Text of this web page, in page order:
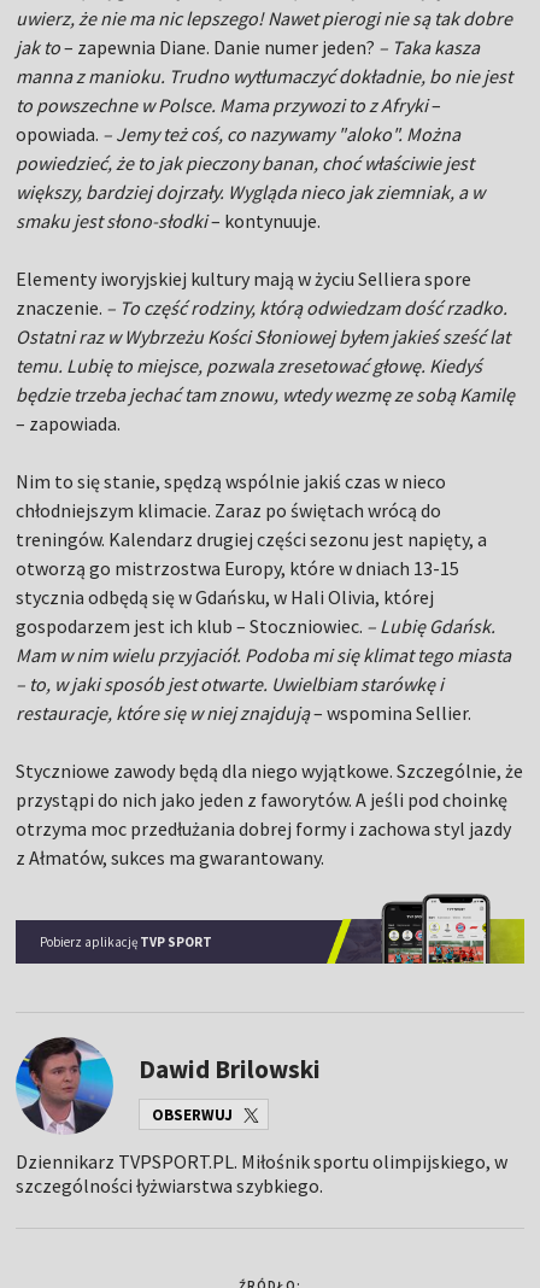
uwierz, że nie ma nic lepszego! Nawet pierogi nie są tak dobre
jak to– zapewnia Diane. Danie numer jeden? – Taka kasza
manna z manioku. Trudno wytłumaczyć dokładnie, bo nie jest
to powszechne w Polsce. Mama przywozi to z Afryki–
opowiada. – Jemy też coś, co nazywamy "aloko". Można
powiedzieć, że to jak pieczony banan, choć właściwie jest
większy, bardziej dojrzały. Wygląda nieco jak ziemniak, a w
smaku jest słono-słodki– kontynuuje.
Elementy iworyjskiej kultury mają w życiu Selliera spore
znaczenie. – To część rodziny, którą odwiedzam dość rzadko.
Ostatni raz w Wybrzeżu Kości Słoniowej byłem jakieś sześć lat
temu. Lubię to miejsce, pozwala zresetować głowę. Kiedyś
będzie trzeba jechać tam znowu, wtedy wezmę ze sobą Kamilę
– zapowiada.
Nim to się stanie, spędzą wspólnie jakiś czas w nieco
chłodniejszym klimacie. Zaraz po świętach wrócą do
treningów. Kalendarz drugiej części sezonu jest napięty, a
otworzą go mistrzostwa Europy, które w dniach 13-15
stycznia odbędą się w Gdańsku, w Hali Olivia, której
gospodarzem jest ich klub – Stoczniowiec. – Lubię Gdańsk.
Mam w nim wielu przyjaciół. Podoba mi się klimat tego miasta
– to, w jaki sposób jest otwarte. Uwielbiam starówkę i
restauracje, które się w niej znajdują– wspomina Sellier.
Styczniowe zawody będą dla niego wyjątkowe. Szczególnie, że
przystąpi do nich jako jeden z faworytów. A jeśli pod choinkę
otrzyma moc przedłużania dobrej formy i zachowa styl jazdy
z Ałmatów, sukces ma gwarantowany.
Pobierz aplikację TVP SPORT
Dawid Brilowski
OBSERWUJ
Dziennikarz TVPSPORT.PL. Miłośnik sportu olimpijskiego, w
szczególności łyżwiarstwa szybkiego.